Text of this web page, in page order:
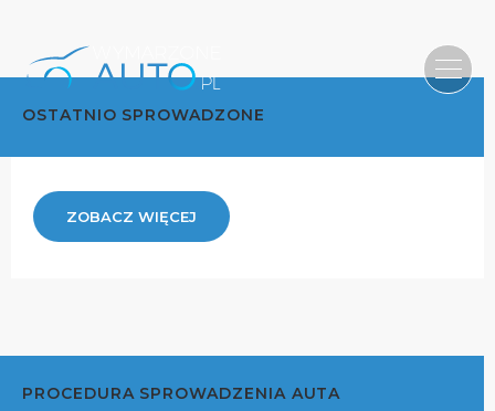
OSTATNIO SPROWADZONE
ZOBACZ WIĘCEJ
PROCEDURA SPROWADZENIA AUTA